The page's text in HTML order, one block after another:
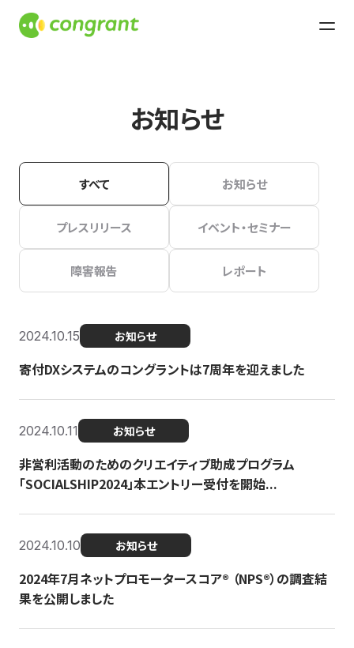
お知らせ
すべて お知らせ
プレスリリース イベント・セミナー
障害報告 レポート
2024.10.15 お知らせ
寄付DXシステムのコングラントは7周年を迎えました
2024.10.11 お知らせ
非営利活動のためのクリエイティブ助成プログラム
「SOCIALSHIP2024」本エントリー受付を開始...
2024.10.10 お知らせ
2024年7月ネットプロモータースコア®︎ （NPS®︎）の調査結
果を公開しました